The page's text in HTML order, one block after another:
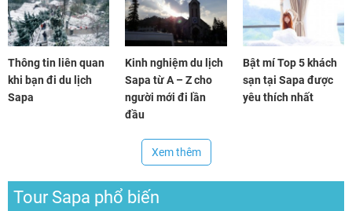
Thông tin liên quan
khi bạn đi du lịch
Sapa
Kinh nghiệm du lịch
Sapa từ A – Z cho
người mới đi lần
đầu
Bật mí Top 5 khách
sạn tại Sapa được
yêu thích nhất
Xem thêm
Tour Sapa phổ biến